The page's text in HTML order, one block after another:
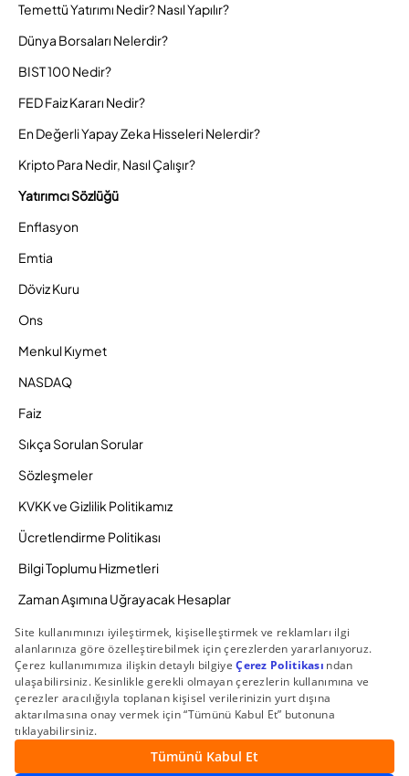
Temettü Yatırımı Nedir? Nasıl Yapılır?
Dünya Borsaları Nelerdir?
BIST 100 Nedir?
FED Faiz Kararı Nedir?
En Değerli Yapay Zeka Hisseleri Nelerdir?
Kripto Para Nedir, Nasıl Çalışır?
Yatırımcı Sözlüğü
Enflasyon
Emtia
Döviz Kuru
Ons
Menkul Kıymet
NASDAQ
Faiz
Sıkça Sorulan Sorular
Sözleşmeler
KVKK ve Gizlilik Politikamız
Ücretlendirme Politikası
Bilgi Toplumu Hizmetleri
Zaman Aşımına Uğrayacak Hesaplar
Duyurular ve Kampanyalar
© 2026 Gedik Yatırım Menkul Değerler AŞ. Tüm Hakları